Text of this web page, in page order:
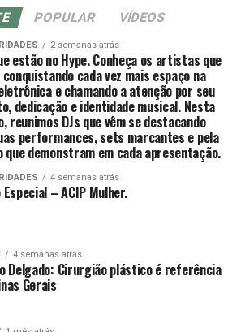
é observado, técnicas podem ser
o de-qi: por exemplo,
o de-qi pode,
transferido do local da agulha para
do corpo. Outras técnicas
(chinês: 补; pinyin: bǔ) ou “sedar”
o qi.
em padrões de excesso de energia.
importante na acupuntura chinesa,
ocidentais e japoneses podem
o incômodo persiste ou
os braços, o problema pode ser
disco cervical é uma das
dor incapacitante na região e
afirma o Dr. Aragão.
quando um dos discos
que funcionam como
as vértebras — se desloca ou se
nervos ou mesmo a medula
transmite sinais do cérebro para
ser devastador para funções
mais preocupantes, segundo o
que se irradia do pescoço pelo
ao braço, frequentemente
POPULAR VÍDEOS
2 semanas atrás
estão no Hype. Conheça os artistas que
cada vez mais espaço na
e chamando a atenção por seu
dedicação e identidade musical. Nesta
reunimos DJs que vêm se destacando
performances, sets marcantes e pela
que demonstram em cada apresentação.
4 semanas atrás
Especial – ACIP Mulher.
4 semanas atrás
Delgado: Cirurgião plástico é referência
Gerais